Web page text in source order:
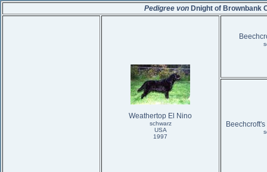
Pedigree von Dnight of Brownbank
Weathertop El Nino
schwarz
USA
1997